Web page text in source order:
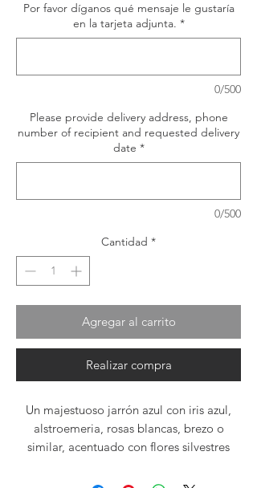
Por favor díganos qué mensaje le gustaría
en la tarjeta adjunta. *
0/500
Please provide delivery address, phone
number of recipient and requested delivery
date *
0/500
Cantidad *
Agregar al carrito
Realizar compra
Un majestuoso jarrón azul con iris azul,
alstroemeria, rosas blancas, brezo o
similar, acentuado con flores silvestres